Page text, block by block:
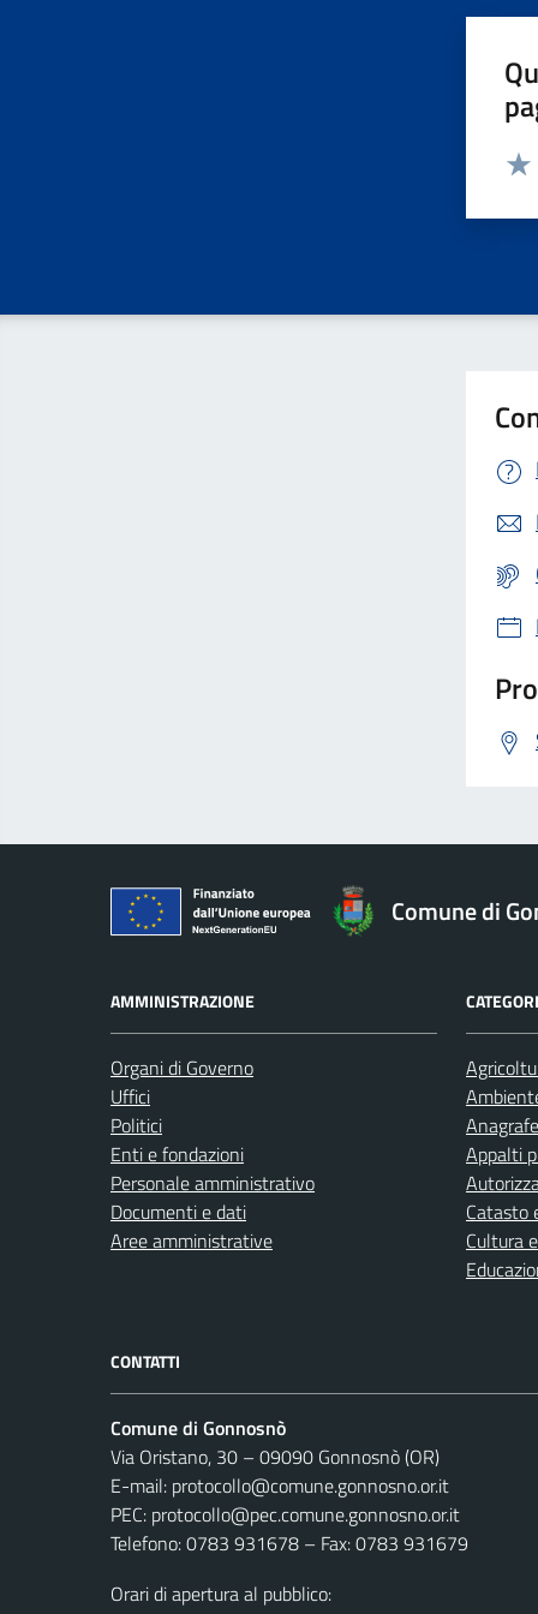
Comune di
AMMINISTRAZIONE
Organi di Governo
Uffici
Politici
Enti e fondazioni
Personale amministrativo
Documenti e dati
Aree amministrative
Appalti
Catasto
Cultura
CONTATTI
Comune di Gonnosnò
Via Oristano, 30 – 09090 Gonnosnò (OR)
E-mail: protocollo@comune.gonnosno.or.it
PEC: protocollo@pec.comune.gonnosno.or.it
Telefono: 0783 931678 – Fax: 0783 931679
Orari di apertura al pubblico: